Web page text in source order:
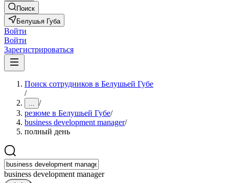
Поиск
Белушья Губа
Войти
Войти
Зарегистрироваться
Поиск сотрудников в Белушьей Губе
/
... /
резюме в Белушьей Губе/
business development manager/
полный день
business development manager